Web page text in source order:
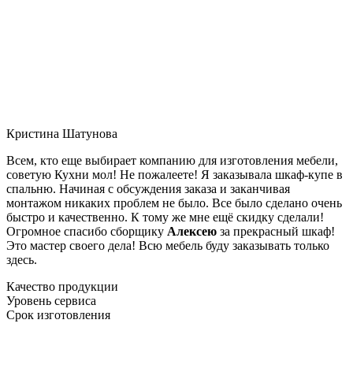
Кристина Шатунова
Всем, кто еще выбирает компанию для изготовления мебели,
советую Кухни мол! Не пожалеете! Я заказывала шкаф-купе в
спальню. Начиная с обсуждения заказа и заканчивая
монтажом никаких проблем не было. Все было сделано очень
быстро и качественно. К тому же мне ещё скидку сделали!
Огромное спасибо сборщику Алексею за прекрасный шкаф!
Это мастер своего дела! Всю мебель буду заказывать только
здесь.
Качество продукции
Уровень сервиса
Срок изготовления